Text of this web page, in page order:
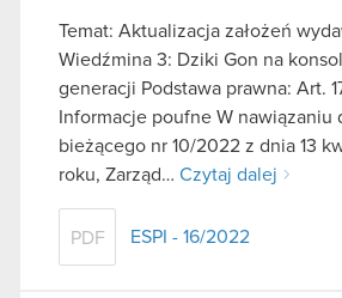
Temat: Aktualizacja założeń
Wiedźmina 3: Dziki Gon na
generacji Podstawa prawna: Art.
Informacje poufne W nawiązaniu
bieżącego nr 10/2022 z dnia 13
roku, Zarząd… Czytaj dalej
PDF ESPI - 16/2022